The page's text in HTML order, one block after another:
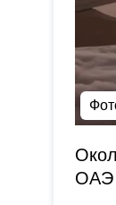
ОАЭ